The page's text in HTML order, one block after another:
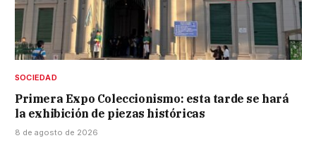
SOCIEDAD
Primera Expo Coleccionismo: esta tarde se hará
la exhibición de piezas históricas
8 de agosto de 2026